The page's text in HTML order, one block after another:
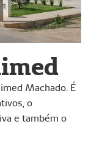
Machado. É
o
e também o